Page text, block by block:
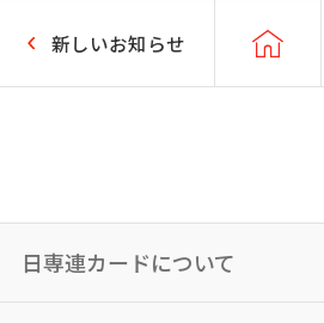
新しいお知らせ
日専連カードについて